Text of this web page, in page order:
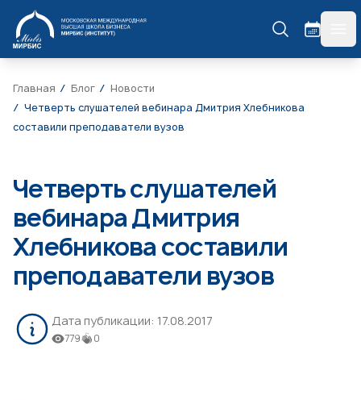
МИРБИС
Главная Блог
Новости
Четверть слушателей вебинара Дмитрия Хлебникова
составили преподаватели вузов
Четверть слушателей
вебинара Дмитрия
Хлебникова составили
преподаватели вузов
Дата публикации: 17.08.2017
779 0